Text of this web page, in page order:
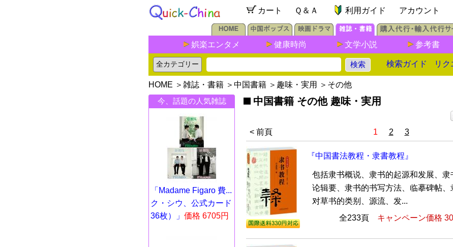
カート Ｑ＆Ａ 利用ガイド アカウント
娯楽エンタメ 健康時尚 文学小説 参考書
検索ガイド リク
HOME ＞ 雑誌・書籍 ＞ 中国書籍 ＞ 趣味・実用 ＞ その他
今、話題の人気雑誌
「Madame Figaro 費...
ク・シウ、公式カード
36枚）」 価格 6705円
中国書籍 その他 趣味・実用
< 前頁 1 2 3
『中国書法教程・隶書教程』
包括隶书概说、隶书的起源和发展、
论辑要、隶书的书写方法、临摹碑帖、
对草书的类别、源流、发...
全233頁 キャンペーン価格